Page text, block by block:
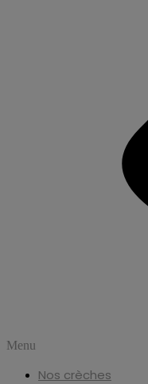
Menu
Nos crèches